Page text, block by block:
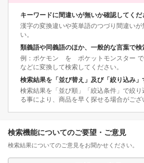
キーワードに間違いが無いか確認してくだ
漢字の変換違いや英単語のつづり間違いが
い。
類義語や同義語のほか、一般的な言葉で
例：ポケモン を ポケットモンスター で
などに変換して検索してください。
検索結果を「並び替え」及び「絞り込み」
検索結果を「並び順」「絞込条件」で絞
る事により、商品を早く探せる場合がござ
検索機能についてのご要望・ご意見
検索結果についてのご意見をお聞かせください。